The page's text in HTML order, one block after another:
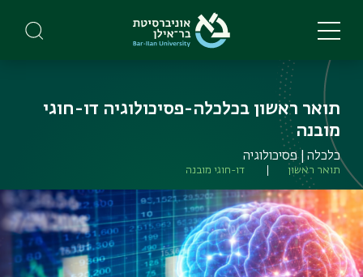
main
תואר ראשון בכלכלה-פסיכולוגיה דו-חוגי
מובנה
כלכלה | פסיכולוגיה
תואר ראשון דו-חוגי מובנה